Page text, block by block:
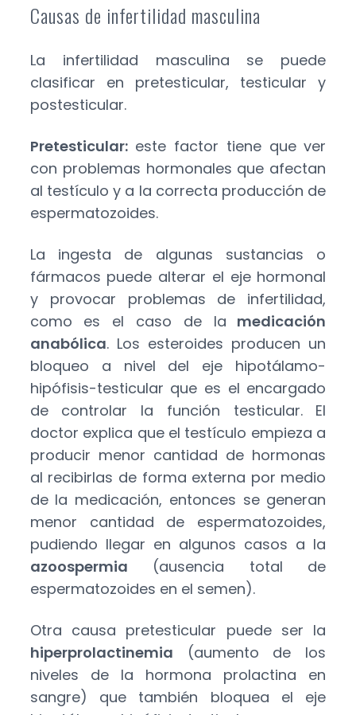
Causas de infertilidad masculina
La infertilidad masculina se puede
clasificar en pretesticular, testicular y
postesticular.
Pretesticular:este factor tiene que ver
con problemas hormonales que afectan
al testículo y a la correcta producción de
espermatozoides.
La ingesta de algunas sustancias o
fármacos puede alterar el eje hormonal
y provocar problemas de infertilidad,
como es el caso de la medicación
anabólica. Los esteroides producen un
bloqueo a nivel del eje hipotálamo-
hipófisis-testicular que es el encargado
de controlar la función testicular. El
doctor explica que el testículo empieza a
producir menor cantidad de hormonas
al recibirlas de forma externa por medio
de la medicación, entonces se generan
menor cantidad de espermatozoides,
pudiendo llegar en algunos casos a la
azoospermia (ausencia total de
espermatozoides en el semen).
Otra causa pretesticular puede ser la
hiperprolactinemia (aumento de los
niveles de la hormona prolactina en
sangre) que también bloquea el eje